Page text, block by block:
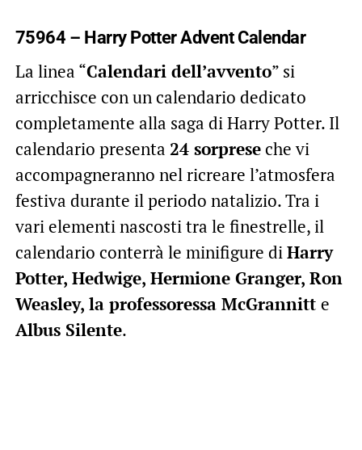
75964 – Harry Potter Advent Calendar
La linea “Calendari dell’avvento” si
arricchisce con un calendario dedicato
completamente alla saga di Harry Potter. Il
calendario presenta 24 sorpreseche vi
accompagneranno nel ricreare l’atmosfera
festiva durante il periodo natalizio. Tra i
vari elementi nascosti tra le finestrelle, il
calendario conterrà le minifigure diHarry
Potter, Hedwige, Hermione Granger, Ron
Weasley, la professoressa McGrannitt e
Albus Silente.